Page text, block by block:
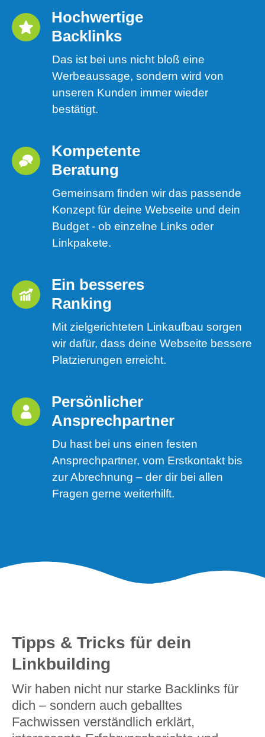
Hochwertige
Backlinks
Das ist bei uns nicht bloß eine
Werbeaussage, sondern wird von
unseren Kunden immer wieder
bestätigt.
Kompetente
Beratung
Gemeinsam finden wir das passende
Konzept für deine Webseite und dein
Budget - ob einzelne Links oder
Linkpakete.
Ein besseres
Ranking
Mit zielgerichteten Linkaufbau sorgen
wir dafür, dass deine Webseite bessere
Platzierungen erreicht.
Persönlicher
Ansprechpartner
Du hast bei uns einen festen
Ansprechpartner, vom Erstkontakt bis
zur Abrechnung – der dir bei allen
Fragen gerne weiterhilft.
Tipps & Tricks für dein
Linkbuilding
Wir haben nicht nur starke Backlinks für
dich – sondern auch geballtes
Fachwissen verständlich erklärt,